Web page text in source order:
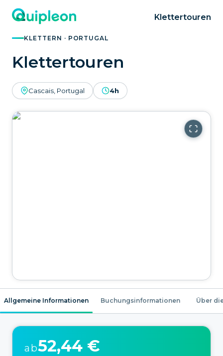
Klettertouren
KLETTERN · PORTUGAL
Klettertouren
Cascais, Portugal 4h
Allgemeine Informationen Buchungsinformationen Über
ab52,44 €